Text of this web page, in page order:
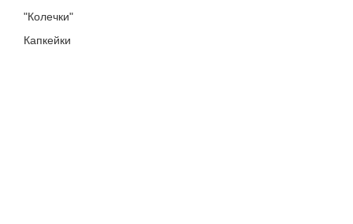
"Колечки"
Капкейки